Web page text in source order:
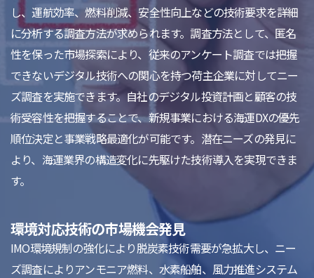
し、運航効率、燃料削減、安全性向上などの技術要求を詳細
に分析する調査方法が求められます。調査方法として、匿名
性を保った市場探索により、従来のアンケート調査では把握
できないデジタル技術への関心を持つ荷主企業に対してニー
ズ調査を実施できます。自社のデジタル投資計画と顧客の技
術受容性を把握することで、新規事業における海運DXの優先
順位決定と事業戦略最適化が可能です。潜在ニーズの発見に
より、海運業界の構造変化に先駆けた技術導入を実現できま
す。
環境対応技術の市場機会発見
IMO環境規制の強化により脱炭素技術需要が急拡大し、ニー
ズ調査によりアンモニア燃料、水素船舶、風力推進システム